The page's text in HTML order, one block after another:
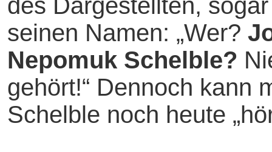
des Dargestellten,
seinen Namen: „Wer?
Nepomuk Schelble?
gehört!“ Dennoch kann
Schelble noch heute